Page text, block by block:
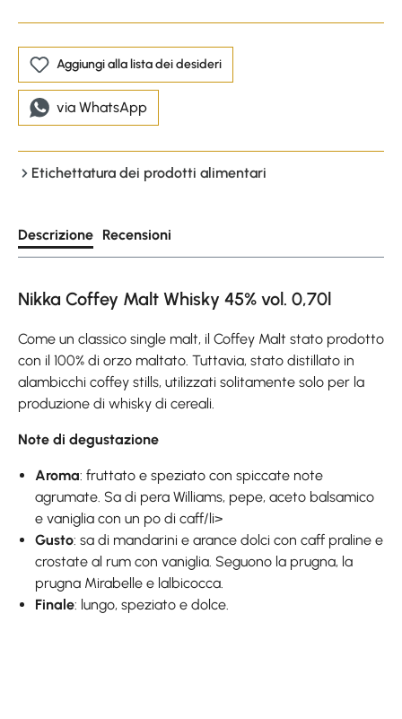
Aggiungi alla lista dei desideri
via WhatsApp
Etichettatura dei prodotti alimentari
Descrizione Recensioni
Nikka Coffey Malt Whisky 45% vol. 0,70l
Come un classico single malt, il Coffey Malt stato prodotto
con il 100% di orzo maltato. Tuttavia, stato distillato in
alambicchi coffey stills, utilizzati solitamente solo per la
produzione di whisky di cereali.
Note di degustazione
Aroma: fruttato e speziato con spiccate note
agrumate. Sa di pera Williams, pepe, aceto balsamico
e vaniglia con un po di caff/li>
Gusto: sa di mandarini e arance dolci con caff praline e
crostate al rum con vaniglia. Seguono la prugna, la
prugna Mirabelle e lalbicocca.
Finale: lungo, speziato e dolce.